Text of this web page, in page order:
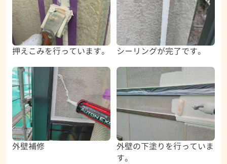
押えこみを行っています。 シーリングが完了です。
外壁補修
外壁の下塗りを行っていま
す。